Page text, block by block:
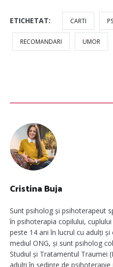
ETICHETAT: CARTI
RECOMANDARI UMOR
Cristina Buja
Sunt psiholog și psihoterapeut
în psihoterapia copilului,
peste 14 ani în lucrul cu adulți
mediul ONG, și sunt psiholog
Studiul și Tratamentul Traumei
adulți în ședințe de